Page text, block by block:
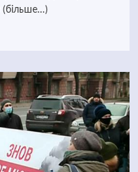
(більше…)